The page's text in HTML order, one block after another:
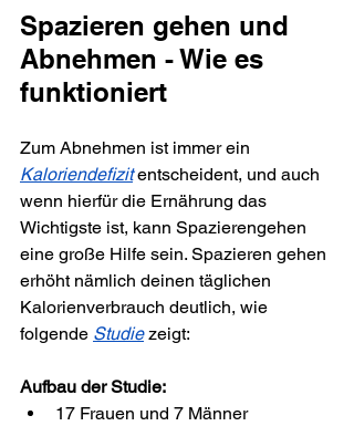
Spazieren gehen und
Abnehmen - Wie es
funktioniert
Zum Abnehmen ist immer ein
Kaloriendefizit entscheident, und auch
wenn hierfür die Ernährung das
Wichtigste ist, kann Spazierengehen
eine große Hilfe sein. Spazieren gehen
erhöht nämlich deinen täglichen
Kalorienverbrauch deutlich, wie
folgende Studie zeigt:
Aufbau der Studie:
17 Frauen und 7 Männer